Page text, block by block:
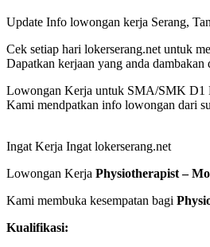
Update Info lowongan kerja Serang,
Cek setiap hari lokerserang.net untuk
Dapatkan kerjaan yang anda
Lowongan Kerja untuk SMA/SMK D1
Kami mendpatkan info lowongan dari
Ingat Kerja Ingat lokerserang.net
Lowongan Kerja Physiotherapist –
Kami membuka kesempatan bagi
Kualifikasi: